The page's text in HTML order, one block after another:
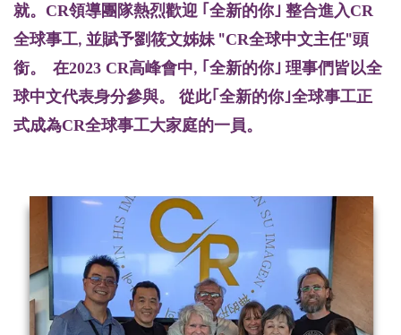
就。 CR領導團隊熱烈歡迎 ｢全新的你｣ 整合進入CR
全球事工, 並賦予劉筱文姊妹"CR全球中文主任"頭
銜。 在2023 CR高峰會中, ｢全新的你｣ 理事們皆以全
球中文代表身分參與。 從此｢全新的你｣全球事工正
式成為CR全球事工大家庭的一員。